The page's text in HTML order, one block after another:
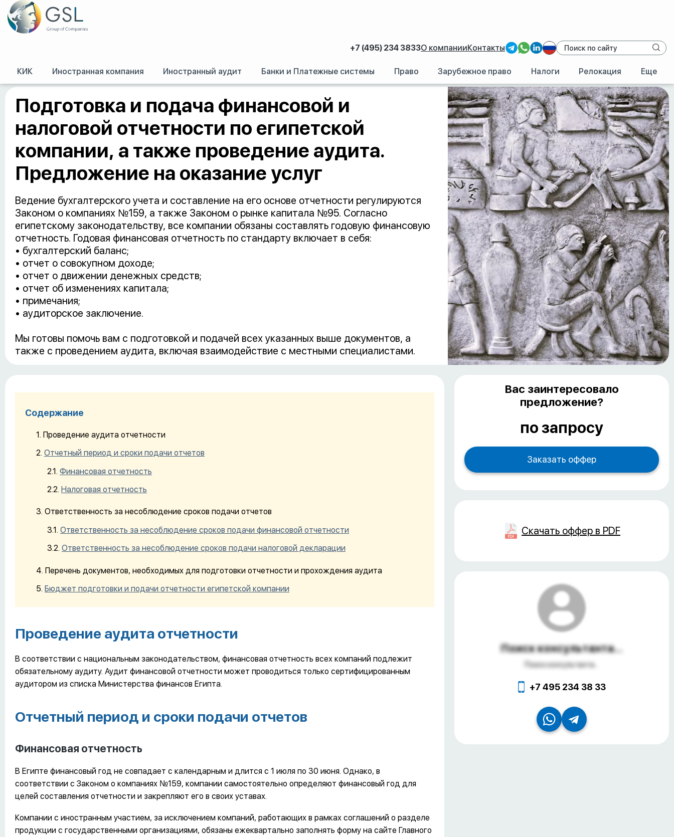
+7 (495) 234 3833О компанииКонтакты
КИК Иностранная компания Иностранный аудит Банки и Платежные системы Право Зарубежное право Налоги Релокация Еще
GSL/Спецпредложения (офферы)/Подготовка и подача финансовой и налоговой отчетности по египетской компании, а также проведение аудита.
Подготовка и подача финансовой и
налоговой отчетности по египетской
компании, а также проведение аудита.
Предложение на оказание услуг
Ведение бухгалтерского учета и составление на его основе отчетности регулируются
Законом о компаниях №159, а также Законом о рынке капитала №95. Согласно
египетскому законодательству, все компании обязаны составлять годовую финансовую
отчетность. Годовая финансовая отчетность по стандарту включает в себя:
• бухгалтерский баланс;
• отчет о совокупном доходе;
• отчет о движении денежных средств;
• отчет об изменениях капитала;
• примечания;
• аудиторское заключение.
Мы готовы помочь вам с подготовкой и подачей всех указанных выше документов, а
также с проведением аудита, включая взаимодействие с местными специалистами.
Содержание
Проведение аудита отчетности
Отчетный период и сроки подачи отчетов
Финансовая отчетность
Налоговая отчетность
Ответственность за несоблюдение сроков подачи отчетов
Ответственность за несоблюдение сроков подачи финансовой отчетности
Ответственность за несоблюдение сроков подачи налоговой декларации
Перечень документов, необходимых для подготовки отчетности и прохождения аудита
Бюджет подготовки и подачи отчетности египетской компании
Проведение аудита отчетности
В соответствии с национальным законодательством, финансовая отчетность всех компаний подлежит
обязательному аудиту. Аудит финансовой отчетности может проводиться только сертифицированным
аудитором из списка Министерства финансов Египта.
Отчетный период и сроки подачи отчетов
Финансовая отчетность
В Египте финансовый год не совпадает с календарным и длится с 1 июля по 30 июня. Однако, в
соответствии с Законом о компаниях №159, компании самостоятельно определяют финансовый год для
целей составления отчетности и закрепляют его в своих уставах.
Компании с иностранным участием, за исключением компаний, работающих в рамках соглашений о разделе
продукции с государственными организациями, обязаны ежеквартально заполнять форму на сайте Главного
Вас заинтересовало
предложение?
по запросу
Скачать оффер в PDF
Поиск консультанта...
Поиск консультанта...
+7 495 234 38 33